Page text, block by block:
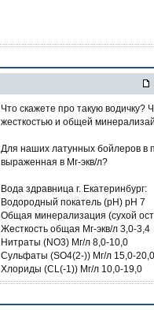
Что скажете про такую водичку?
жесткостью и общей
Для наших латунных бойлеров в
выраженная в Мг-экв/л?
Вода здравница г. Екатеринбург:
Водородный покатель (pH) pH 7
Общая минерализация (сухой
Жесткость общая Мг-экв/л 3,0-3,4
Нитраты (NO3) Мг/л 8,0-10,0
Сульфаты (SO4(2-)) Мг/л 15,0-20,0
Хлориды (CL(-1)) Мг/л 10,0-19,0